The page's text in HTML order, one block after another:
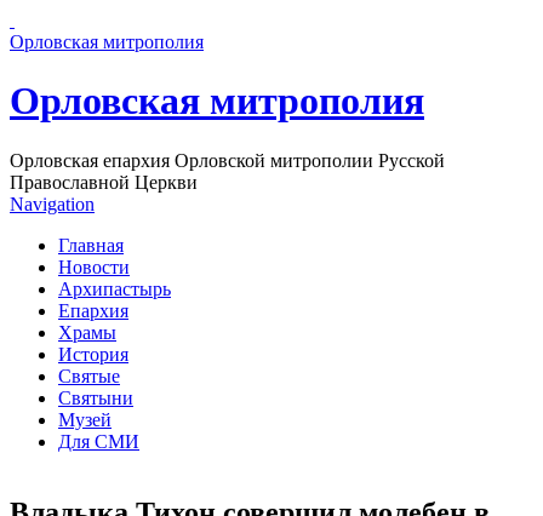
Орловская митрополия
Орловская митрополия
Орловская епархия Орловской митрополии Русской
Православной Церкви
Navigation
Главная
Новости
Архипастырь
Епархия
Храмы
История
Святые
Святыни
Музей
Для СМИ